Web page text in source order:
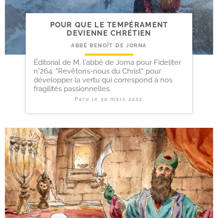
POUR QUE LE TEMPÉRAMENT
DEVIENNE CHRÉTIEN
ABBÉ BENOÎT DE JORNA
Éditorial de M. l'abbé de Jorna pour Fideliter
n°264. "Revêtons-nous du Christ" pour
développer la vertu qui correspond à nos
fragilités passionnelles.
Paru le30 mars 2022